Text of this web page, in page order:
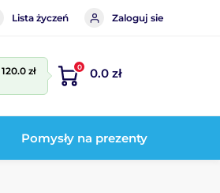
Lista życzeń Zaloguj sie
120.0 zł
0 0.0 zł
Pomysły na prezenty